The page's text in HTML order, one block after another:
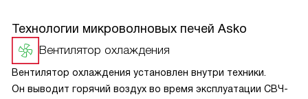
Технологии микроволновых печей Asko
Вентилятор охлаждения
Вентилятор охлаждения установлен внутри техники.
Он выводит горячий воздух во время эксплуатации СВЧ-